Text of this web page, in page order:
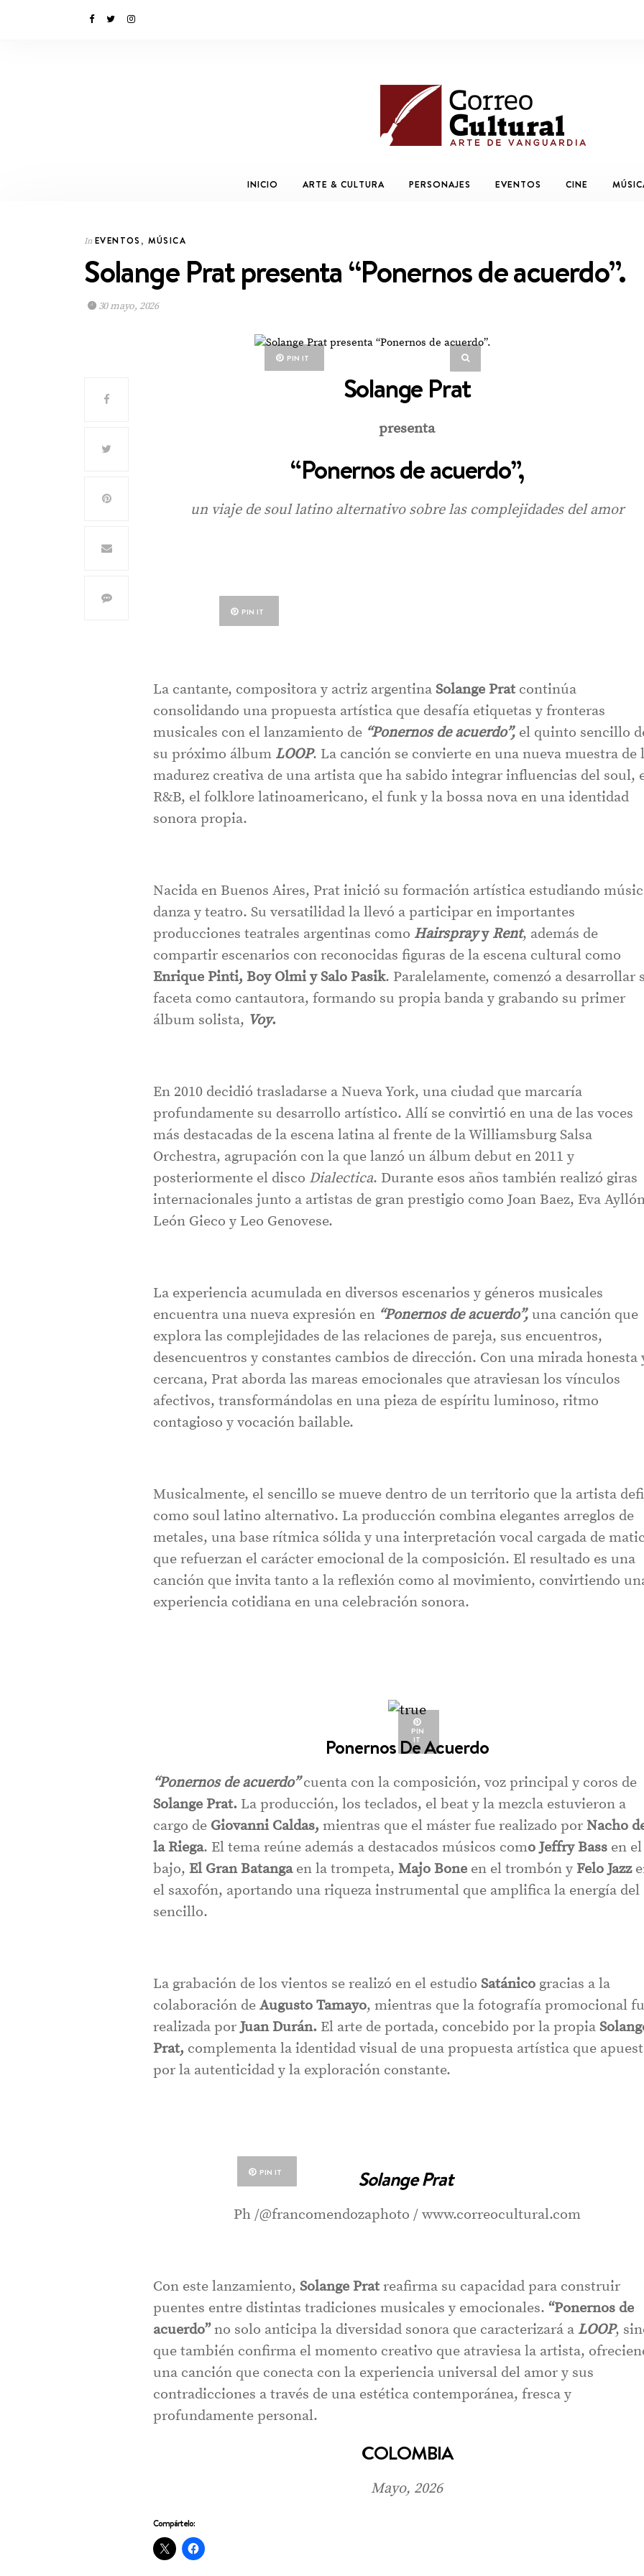
INICIO ARTE & CULTURA PERSONAJES EVENTOS CINE
In EVENTOS, MÚSICA
Solange Prat presenta “Ponernos de acuerdo”.
30 mayo, 2026
PIN IT
Solange Prat
presenta
“Ponernos de acuerdo”,
un viaje de soul latino alternativo sobre las complejidades del amor
PIN IT
La cantante, compositora y actriz argentinaSolange Pratcontinúa
consolidando una propuesta artística que desafía etiquetas y fronteras
musicales con el lanzamiento de “Ponernos de acuerdo”, el quinto sencillo
su próximo álbum LOOP. La canción se convierte en una nueva muestra de
madurez creativa de una artista que ha sabido integrar influencias del soul,
R&B, el folklore latinoamericano, el funk y la bossa nova en una identidad
sonora propia.
Nacida en Buenos Aires, Prat inició su formación artística estudiando
danza y teatro. Su versatilidad la llevó a participar en importantes
producciones teatrales argentinas como Hairsprayy Rent, además de
compartir escenarios con reconocidas figuras de la escena cultural como
Enrique Pinti, Boy Olmi y Salo Pasik. Paralelamente, comenzó a desarrollar
faceta como cantautora, formando su propia banda y grabando su primer
álbum solista, Voy.
En 2010 decidió trasladarse a Nueva York, una ciudad que marcaría
profundamente su desarrollo artístico. Allí se convirtió en una de las voces
más destacadas de la escena latina al frente de la Williamsburg Salsa
Orchestra, agrupación con la que lanzó un álbum debut en 2011 y
posteriormente el disco Dialectica. Durante esos años también realizó giras
internacionales junto a artistas de gran prestigio como Joan Baez, Eva
León Gieco y Leo Genovese.
La experiencia acumulada en diversos escenarios y géneros musicales
encuentra una nueva expresión en “Ponernos de acuerdo”, una canción que
explora las complejidades de las relaciones de pareja, sus encuentros,
desencuentros y constantes cambios de dirección. Con una mirada honesta
cercana, Prat aborda las mareas emocionales que atraviesan los vínculos
afectivos, transformándolas en una pieza de espíritu luminoso, ritmo
contagioso y vocación bailable.
Musicalmente, el sencillo se mueve dentro de un territorio que la artista
como soul latino alternativo. La producción combina elegantes arreglos de
metales, una base rítmica sólida y una interpretación vocal cargada de
que refuerzan el carácter emocional de la composición. El resultado es una
canción que invita tanto a la reflexión como al movimiento, convirtiendo
experiencia cotidiana en una celebración sonora.
PIN
IT
Ponernos De Acuerdo
“Ponernos de acuerdo”cuenta con la composición, voz principal y coros de
Solange Prat. La producción, los teclados, el beat y la mezcla estuvieron a
cargo de Giovanni Caldas, mientras que el máster fue realizado porNacho
la Riega. El tema reúne además a destacados músicos como Jeffry Bass en el
bajo, El Gran Batangaen la trompeta,Majo Bone en el trombón y Felo Jazz
el saxofón, aportando una riqueza instrumental que amplifica la energía del
sencillo.
La grabación de los vientos se realizó en el estudioSatánico gracias a la
colaboración deAugusto Tamayo, mientras que la fotografía promocional
realizada porJuan Durán. El arte de portada, concebido por la propia
Prat, complementa la identidad visual de una propuesta artística que
por la autenticidad y la exploración constante.
PIN IT Solange Prat
Ph /@francomendozaphoto / www.correocultural.com
Con este lanzamiento, Solange Pratreafirma su capacidad para construir
puentes entre distintas tradiciones musicales y emocionales.“Ponernos de
acuerdo”no solo anticipa la diversidad sonora que caracterizará a LOOP,
que también confirma el momento creativo que atraviesa la artista,
una canción que conecta con la experiencia universal del amor y sus
contradicciones a través de una estética contemporánea, fresca y
profundamente personal.
COLOMBIA
Mayo, 2026
Compártelo: